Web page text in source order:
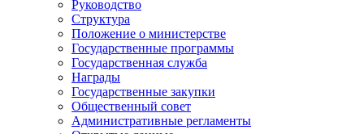
Руководство
Структура
Положение о министерстве
Государственные программы
Государственная служба
Награды
Государственные закупки
Общественный совет
Административные регламенты